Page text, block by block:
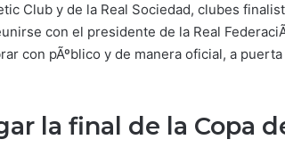
Club y de la Real Sociedad, clubes
con el presidente de la Real
con pÃºblico y de manera oficial, a
la final de la Copa